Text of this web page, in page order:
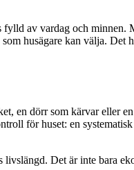
av vardag och
husägare kan välja.
en dörr som kärvar eller
för huset: en
Det är inte bara